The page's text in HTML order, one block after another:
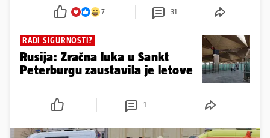
7 31
RADI SIGURNOSTI?
Rusija: Zračna luka u Sankt
Peterburgu zaustavila je letove
1